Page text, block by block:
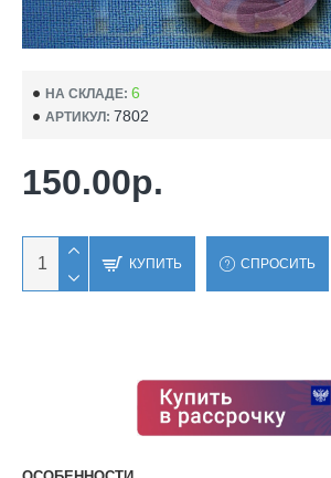
НА СКЛАДЕ: 6
АРТИКУЛ: 7802
150.00р.
КУПИТЬ СПРОСИТЬ